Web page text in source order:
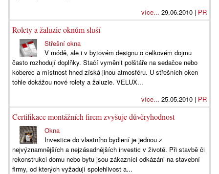
více... 29.06.2010 | PR
Rolety a žaluzie oknům sluší
Střešní okna
V módě, ale i v bytovém designu o celkovém dojmu
často rozhodují doplňky. Stačí vyměnit polštáře na sedačce nebo
koberec a místnost hned získá jinou atmosféru. U střešních oken
tohle dokážou nové rolety a žaluzie. VELUX...
více... 25.05.2010 | PR
Certifikace montážních firem zvyšuje důvěryhodnost
Okna
Investice do vlastního bydlení je jednou z
nejvýznamnějších a nejzásadnějších investic v životě. Při stavbě či
rekonstrukci domu nebo bytu jsou zákazníci odkázáni na stavební
firmy, od kterých vyžadují spolehlivost a...